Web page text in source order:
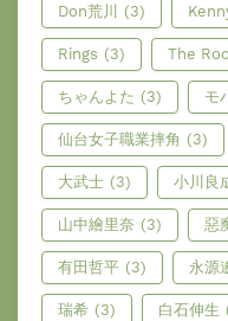
Don荒川 (3)
Rings (3) The
ちゃんよた (3) モ
仙台女子職業摔角 (3)
大武士 (3) 小川良
山中繪里奈 (3) 惡
有田哲平 (3) 永源
瑞希 (3) 白石伸生